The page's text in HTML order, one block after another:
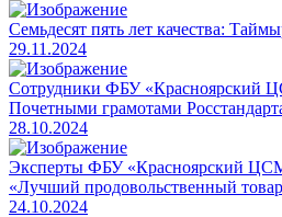
Семьдесят пять лет качества:
29.11.2024
Сотрудники ФБУ «Красноярский
Почетными грамотами
28.10.2024
Эксперты ФБУ «Красноярский
«Лучший продовольственный
24.10.2024